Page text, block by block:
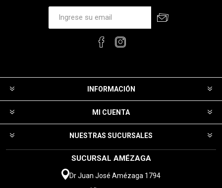
INFORMACIÓN
MI CUENTA
NUESTRAS SUCURSALES
SUCURSAL AMÉZAGA
Dr Juan José Amézaga 1794